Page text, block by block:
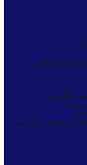
و علوم التسيير
و التكوين
والثقافية والرياضية